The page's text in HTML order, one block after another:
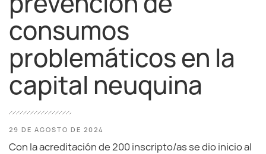
consumos
problemáticos en la
capital neuquina
29 DE AGOSTO DE 2024
Con la acreditación de 200 inscripto/as se dio inicio al